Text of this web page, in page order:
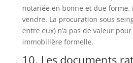
notariée en bonne et due forme,
vendre. La procuration sous
entre eux) n’a pas de valeur
immobilière formelle.
10. Les documents